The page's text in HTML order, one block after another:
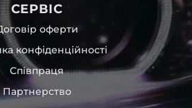
СЕРВІС
оферти
конфіденційності
Співпраця
Партнерство